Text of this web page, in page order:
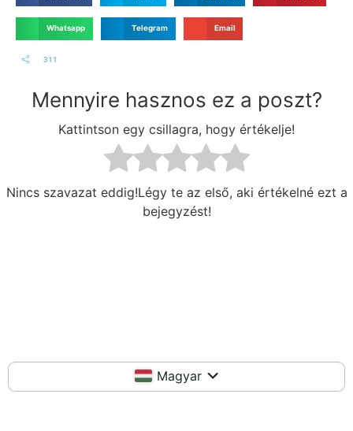
Whatsapp Telegram Email
311
Mennyire hasznos ez a poszt?
Kattintson egy csillagra, hogy értékelje!
Nincs szavazat eddig!Légy te az első, aki értékelné ezt a
bejegyzést!
Magyar